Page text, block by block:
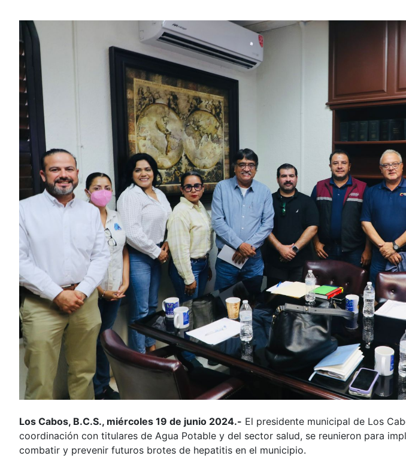
Los Cabos, B.C.S., miércoles 19 de junio 2024.- El presidente municipal de Los
coordinación con titulares de Agua Potable y del sector salud, se reunieron para
combatir y prevenir futuros brotes de hepatitis en el municipio.